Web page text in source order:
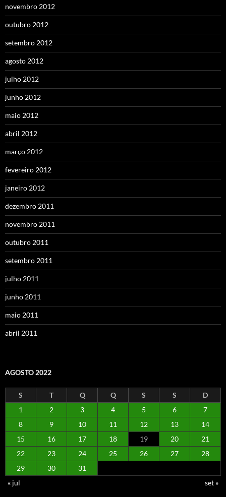
novembro 2012
outubro 2012
setembro 2012
agosto 2012
julho 2012
junho 2012
maio 2012
abril 2012
março 2012
fevereiro 2012
janeiro 2012
dezembro 2011
novembro 2011
outubro 2011
setembro 2011
julho 2011
junho 2011
maio 2011
abril 2011
AGOSTO 2022
S T Q Q S S
D
1
2 3 4 5 6
7
8
9 10 11 12 13
14
15
16 17 18 19 20
21
22
23 24 25 26 27
28
29
30
31
« jul
set »